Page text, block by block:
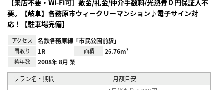
【来店不要・Wi-Fi可】敷金/礼金/仲介手数料/光熱費０円保証人不
要。【岐阜】各務原市ウィークリーマンション♪電子サイン対
応！【駐車場完備】
アクセス 名鉄各務原線「市民公園前駅」
間取り 1R 面積 26.76m²
築年数 2008年 8月 築
プラン名・期間
月額目安